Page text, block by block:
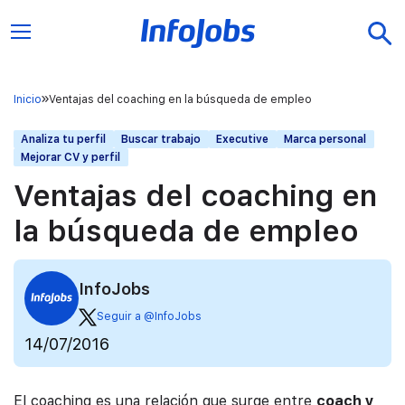
Inicio Ventajas del coaching en la búsqueda de empleo
Analiza tu perfil Buscar trabajo Executive
Marca personal
Mejorar CV y perfil
Ventajas del coaching en
la búsqueda de empleo
InfoJobs
Seguir a @InfoJobs
14/07/2016
El coaching es una relación que surge entre coach y